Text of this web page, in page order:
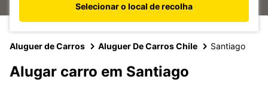
Selecionar o local de recolha
Aluguer de Carros Aluguer De Carros Chile Santiago
Alugar carro em Santiago